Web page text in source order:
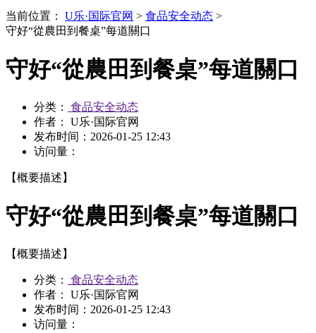
当前位置： U乐·国际官网 > 食品安全动态 >
守好“從農田到餐桌”每道關口
守好“從農田到餐桌”每道關口
分类：
食品安全动态
作者： U乐·国际官网
发布时间： 2026-01-25 12:43
访问量：
【概要描述】
守好“從農田到餐桌”每道關口
【概要描述】
分类：
食品安全动态
作者： U乐·国际官网
发布时间： 2026-01-25 12:43
访问量：